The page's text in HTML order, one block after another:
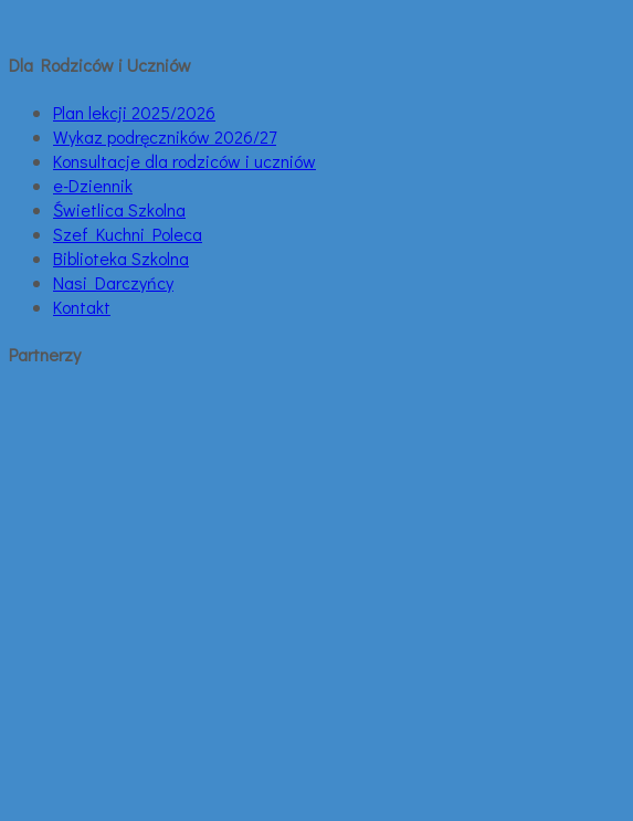
Dla Rodziców i Uczniów
Plan lekcji 2025/2026
Wykaz podręczników 2026/27
Konsultacje dla rodziców i uczniów
e-Dziennik
Świetlica Szkolna
Szef Kuchni Poleca
Biblioteka Szkolna
Nasi Darczyńcy
Kontakt
Partnerzy